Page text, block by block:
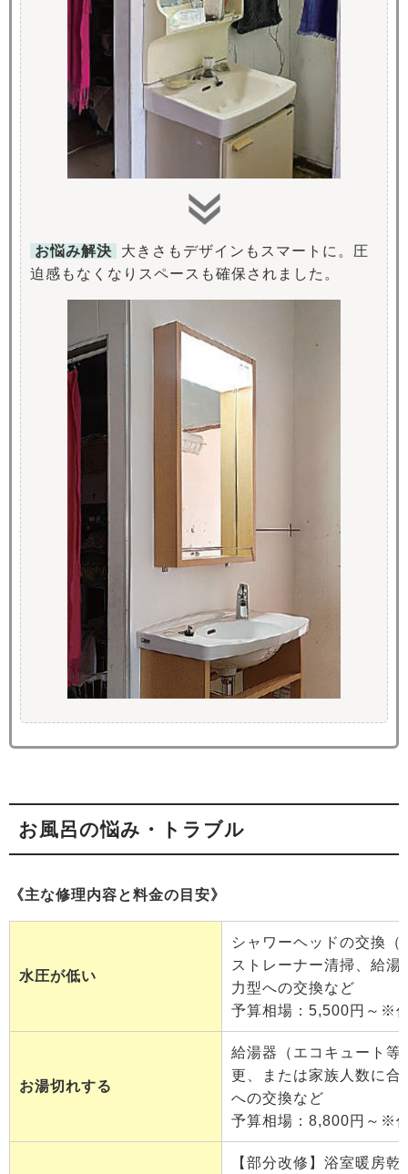
お悩み解決
大きさもデザインもスマートに。圧
迫感もなくなりスペースも確保されました。
お風呂の悩み・トラブル
《主な修理内容と料金の目安》
水圧が低い
シャワーヘッドの交換
ストレーナー清掃、給
力型への交換など
予算相場：5,500円～※
お湯切れする
給湯器（エコキュート等
更、または家族人数に合
への交換など
予算相場：8,800円～※
【部分改修】浴室暖房